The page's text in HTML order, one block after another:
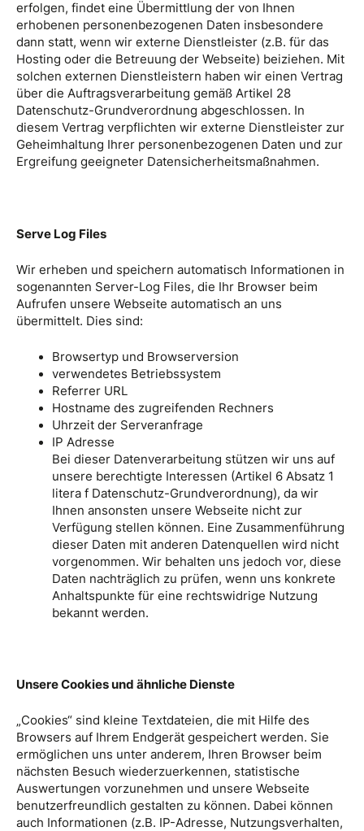
erfolgen, findet eine Übermittlung der von Ihnen
erhobenen personenbezogenen Daten insbesondere
dann statt, wenn wir externe Dienstleister (z.B. für das
Hosting oder die Betreuung der Webseite) beiziehen. Mit
solchen externen Dienstleistern haben wir einen Vertrag
über die Auftragsverarbeitung gemäß Artikel 28
Datenschutz-Grundverordnung abgeschlossen. In
diesem Vertrag verpflichten wir externe Dienstleister zur
Geheimhaltung Ihrer personenbezogenen Daten und zur
Ergreifung geeigneter Datensicherheitsmaßnahmen.
Serve Log Files
Wir erheben und speichern automatisch Informationen in
sogenannten Server-Log Files, die Ihr Browser beim
Aufrufen unsere Webseite automatisch an uns
übermittelt. Dies sind:
Browsertyp und Browserversion
verwendetes Betriebssystem
Referrer URL
Hostname des zugreifenden Rechners
Uhrzeit der Serveranfrage
IP Adresse
Bei dieser Datenverarbeitung stützen wir uns auf
unsere berechtigte Interessen (Artikel 6 Absatz 1
litera f Datenschutz-Grundverordnung), da wir
Ihnen ansonsten unsere Webseite nicht zur
Verfügung stellen können. Eine Zusammenführung
dieser Daten mit anderen Datenquellen wird nicht
vorgenommen. Wir behalten uns jedoch vor, diese
Daten nachträglich zu prüfen, wenn uns konkrete
Anhaltspunkte für eine rechtswidrige Nutzung
bekannt werden.
Unsere Cookies und ähnliche Dienste
„Cookies“ sind kleine Textdateien, die mit Hilfe des
Browsers auf Ihrem Endgerät gespeichert werden. Sie
ermöglichen uns unter anderem, Ihren Browser beim
nächsten Besuch wiederzuerkennen, statistische
Auswertungen vorzunehmen und unsere Webseite
benutzerfreundlich gestalten zu können. Dabei können
auch Informationen (z.B. IP-Adresse, Nutzungsverhalten,